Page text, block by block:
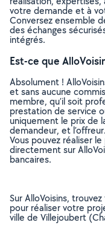
votre demande et à
Conversez ensemble
des échanges
intégrés.
Est-ce que
Absolument !
et sans aucune
membre, qu’il soit
prestation de service
uniquement le prix de
demandeur, et l’offreur.
Vous pouvez réaliser
directement sur
bancaires.
Sur AlloVoisins,
pour réaliser votre
ville de Villejoubert